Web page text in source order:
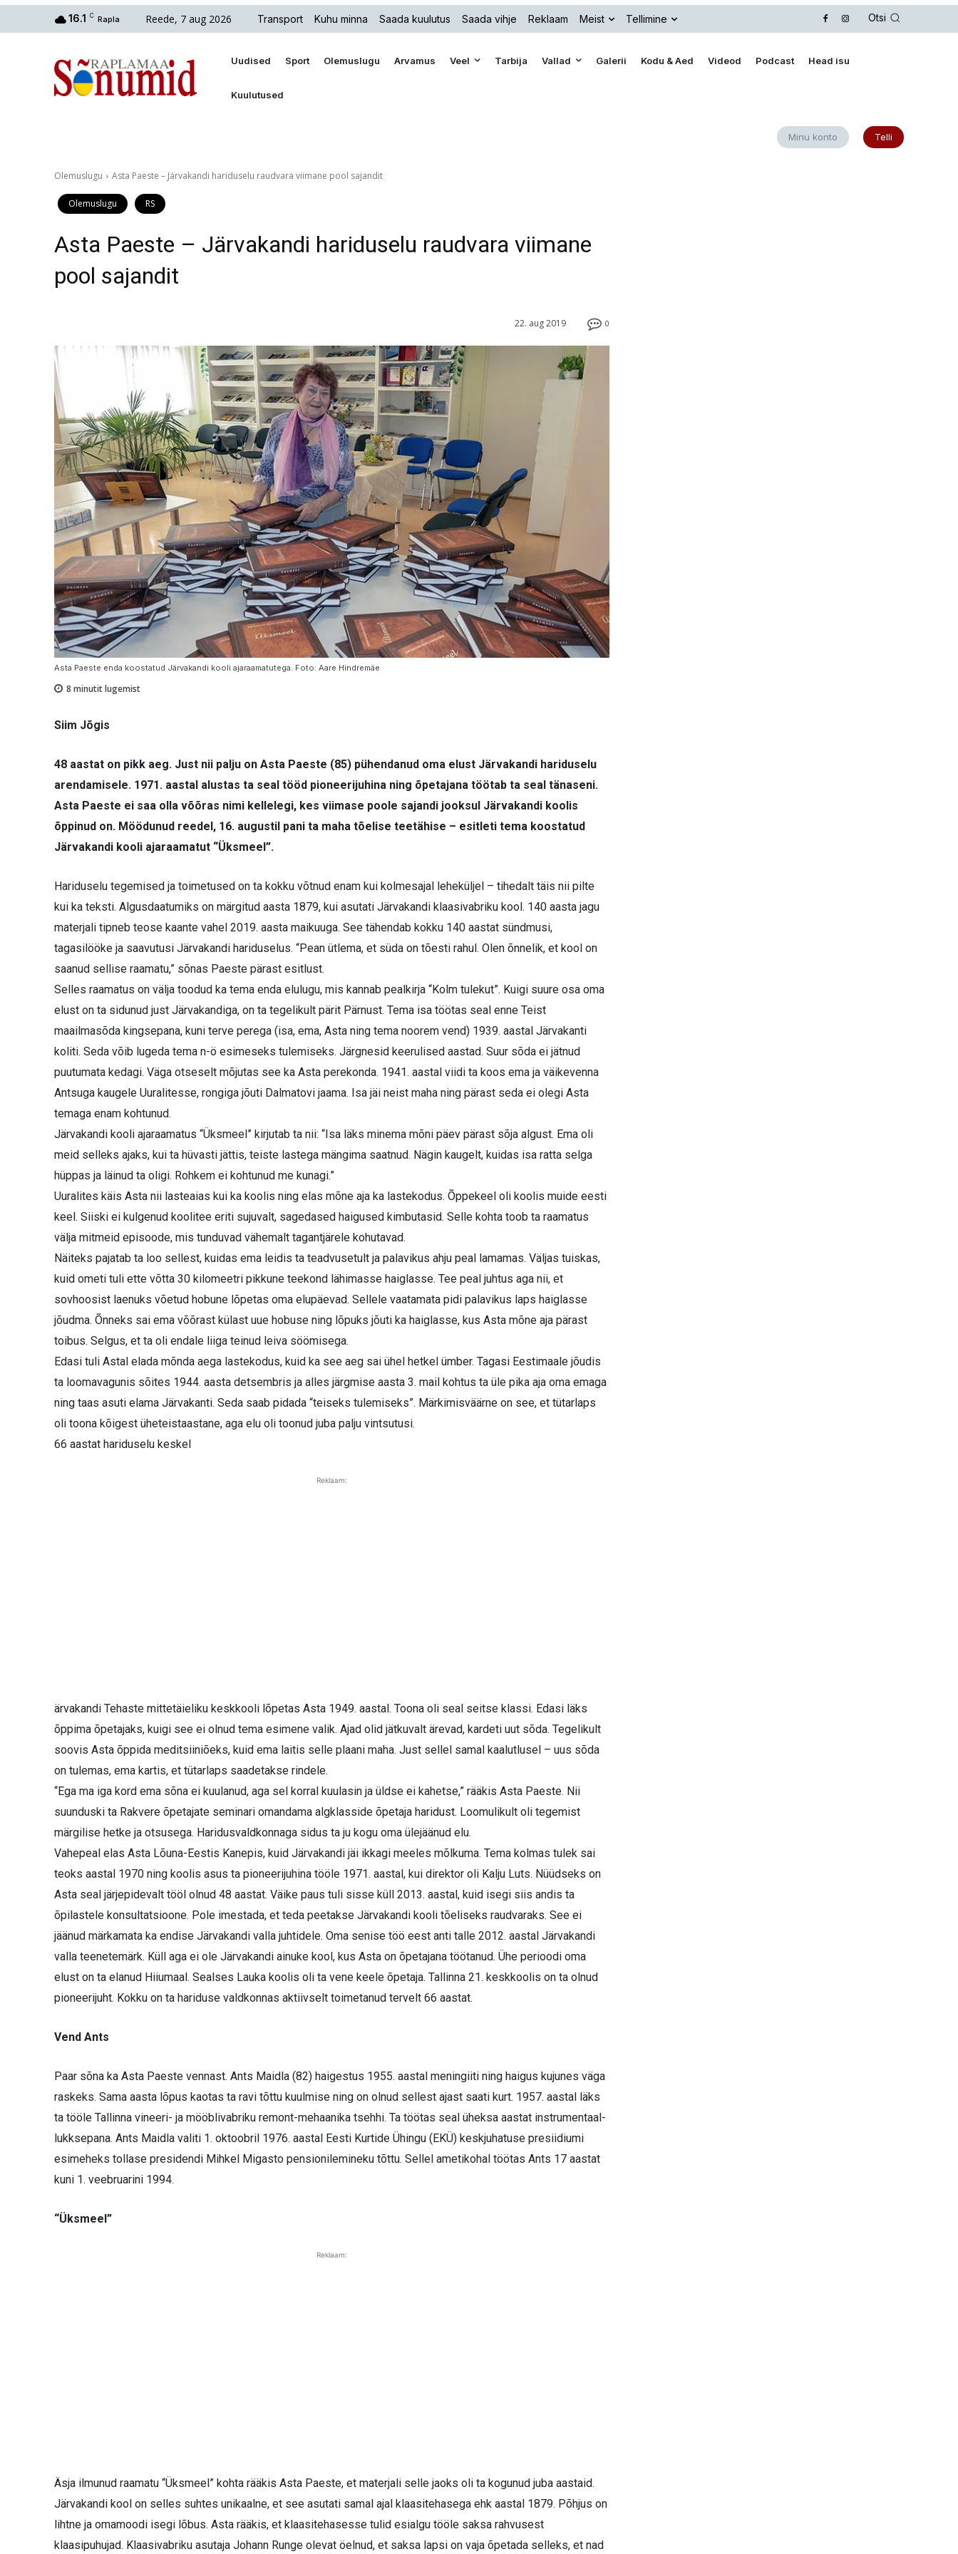
16.1 C Rapla Reede, 7 aug 2026 Transport Kuhu minna Saada kuulutus Saada vihje Reklaam Meist Tellimine Otsi
Uudised Sport Olemuslugu Arvamus Veel Tarbija Vallad Galerii Kodu & Aed Videod Podcast Head isu
Kuulutused
Minu konto Telli
Olemuslugu Asta Paeste – Järvakandi hariduselu raudvara viimane pool sajandit
Olemuslugu RS
Asta Paeste – Järvakandi hariduselu raudvara viimane
pool sajandit
0
22. aug 2019
Asta Paeste enda koostatud Järvakandi kooli ajaraamatutega. Foto: Aare Hindremäe
8 minutit lugemist
Siim Jõgis
48 aastat on pikk aeg. Just nii palju on Asta Paeste (85) pühendanud oma elust Järvakandi hariduselu
arendamisele. 1971. aastal alustas ta seal tööd pioneerijuhina ning õpetajana töötab ta seal tänaseni.
Asta Paeste ei saa olla võõras nimi kellelegi, kes viimase poole sajandi jooksul Järvakandi koolis
õppinud on. Möödunud reedel, 16. augustil pani ta maha tõelise teetähise – esitleti tema koostatud
Järvakandi kooli ajaraamatut “Üksmeel”.
Hariduselu tegemised ja toimetused on ta kokku võtnud enam kui kolmesajal leheküljel – tihedalt täis nii pilte
kui ka teksti. Algusdaatumiks on märgitud aasta 1879, kui asutati Järvakandi klaasivabriku kool. 140 aasta jagu
materjali tipneb teose kaante vahel 2019. aasta maikuuga. See tähendab kokku 140 aastat sündmusi,
tagasilööke ja saavutusi Järvakandi hariduselus. “Pean ütlema, et süda on tõesti rahul. Olen õnnelik, et kool on
saanud sellise raamatu,” sõnas Paeste pärast esitlust.
Selles raamatus on välja toodud ka tema enda elulugu, mis kannab pealkirja “Kolm tulekut”. Kuigi suure osa oma
elust on ta sidunud just Järvakandiga, on ta tegelikult pärit Pärnust. Tema isa töötas seal enne Teist
maailmasõda kingsepana, kuni terve perega (isa, ema, Asta ning tema noorem vend) 1939. aastal Järvakanti
koliti. Seda võib lugeda tema n-ö esimeseks tulemiseks. Järgnesid keerulised aastad. Suur sõda ei jätnud
puutumata kedagi. Väga otseselt mõjutas see ka Asta perekonda. 1941. aastal viidi ta koos ema ja väikevenna
Antsuga kaugele Uuralitesse, rongiga jõuti Dalmatovi jaama. Isa jäi neist maha ning pärast seda ei olegi Asta
temaga enam kohtunud.
Järvakandi kooli ajaraamatus “Üksmeel” kirjutab ta nii: “Isa läks minema mõni päev pärast sõja algust. Ema oli
meid selleks ajaks, kui ta hüvasti jättis, teiste lastega mängima saatnud. Nägin kaugelt, kuidas isa ratta selga
hüppas ja läinud ta oligi. Rohkem ei kohtunud me kunagi.”
Uuralites käis Asta nii lasteaias kui ka koolis ning elas mõne aja ka lastekodus. Õppekeel oli koolis muide eesti
keel. Siiski ei kulgenud koolitee eriti sujuvalt, sagedased haigused kimbutasid. Selle kohta toob ta raamatus
välja mitmeid episoode, mis tunduvad vähemalt tagantjärele kohutavad.
Näiteks pajatab ta loo sellest, kuidas ema leidis ta teadvusetult ja palavikus ahju peal lamamas. Väljas tuiskas,
kuid ometi tuli ette võtta 30 kilomeetri pikkune teekond lähimasse haiglasse. Tee peal juhtus aga nii, et
sovhoosist laenuks võetud hobune lõpetas oma elupäevad. Sellele vaatamata pidi palavikus laps haiglasse
jõudma. Õnneks sai ema võõrast külast uue hobuse ning lõpuks jõuti ka haiglasse, kus Asta mõne aja pärast
toibus. Selgus, et ta oli endale liiga teinud leiva söömisega.
Edasi tuli Astal elada mõnda aega lastekodus, kuid ka see aeg sai ühel hetkel ümber. Tagasi Eestimaale jõudis
ta loomavagunis sõites 1944. aasta detsembris ja alles järgmise aasta 3. mail kohtus ta üle pika aja oma emaga
ning taas asuti elama Järvakanti. Seda saab pidada “teiseks tulemiseks”. Märkimisväärne on see, et tütarlaps
oli toona kõigest üheteistaastane, aga elu oli toonud juba palju vintsutusi.
66 aastat hariduselu keskel
Reklaam:
ärvakandi Tehaste mittetäieliku keskkooli lõpetas Asta 1949. aastal. Toona oli seal seitse klassi. Edasi läks
õppima õpetajaks, kuigi see ei olnud tema esimene valik. Ajad olid jätkuvalt ärevad, kardeti uut sõda. Tegelikult
soovis Asta õppida meditsiiniõeks, kuid ema laitis selle plaani maha. Just sellel samal kaalutlusel – uus sõda
on tulemas, ema kartis, et tütarlaps saadetakse rindele.
“Ega ma iga kord ema sõna ei kuulanud, aga sel korral kuulasin ja üldse ei kahetse,” rääkis Asta Paeste. Nii
suunduski ta Rakvere õpetajate seminari omandama algklasside õpetaja haridust. Loomulikult oli tegemist
märgilise hetke ja otsusega. Haridusvaldkonnaga sidus ta ju kogu oma ülejäänud elu.
Vahepeal elas Asta Lõuna-Eestis Kanepis, kuid Järvakandi jäi ikkagi meeles mõlkuma. Tema kolmas tulek sai
teoks aastal 1970 ning koolis asus ta pioneerijuhina tööle 1971. aastal, kui direktor oli Kalju Luts. Nüüdseks on
Asta seal järjepidevalt tööl olnud 48 aastat. Väike paus tuli sisse küll 2013. aastal, kuid isegi siis andis ta
õpilastele konsultatsioone. Pole imestada, et teda peetakse Järvakandi kooli tõeliseks raudvaraks. See ei
jäänud märkamata ka endise Järvakandi valla juhtidele. Oma senise töö eest anti talle 2012. aastal Järvakandi
valla teenetemärk. Küll aga ei ole Järvakandi ainuke kool, kus Asta on õpetajana töötanud. Ühe perioodi oma
elust on ta elanud Hiiumaal. Sealses Lauka koolis oli ta vene keele õpetaja. Tallinna 21. keskkoolis on ta olnud
pioneerijuht. Kokku on ta hariduse valdkonnas aktiivselt toimetanud tervelt 66 aastat.
Vend Ants
Paar sõna ka Asta Paeste vennast. Ants Maidla (82) haigestus 1955. aastal meningiiti ning haigus kujunes väga
raskeks. Sama aasta lõpus kaotas ta ravi tõttu kuulmise ning on olnud sellest ajast saati kurt. 1957. aastal läks
ta tööle Tallinna vineeri- ja mööblivabriku remont-mehaanika tsehhi. Ta töötas seal üheksa aastat instrumentaal-
lukksepana. Ants Maidla valiti 1. oktoobril 1976. aastal Eesti Kurtide Ühingu (EKÜ) keskjuhatuse presiidiumi
esimeheks tollase presidendi Mihkel Migasto pensionilemineku tõttu. Sellel ametikohal töötas Ants 17 aastat
kuni 1. veebruarini 1994.
“Üksmeel”
Reklaam:
Äsja ilmunud raamatu “Üksmeel” kohta rääkis Asta Paeste, et materjali selle jaoks oli ta kogunud juba aastaid.
Järvakandi kool on selles suhtes unikaalne, et see asutati samal ajal klaasitehasega ehk aastal 1879. Põhjus on
lihtne ja omamoodi isegi lõbus. Asta rääkis, et klaasitehasesse tulid esialgu tööle saksa rahvusest
klaasipuhujad. Klaasivabriku asutaja Johann Runge olevat öelnud, et saksa lapsi on vaja õpetada selleks, et nad